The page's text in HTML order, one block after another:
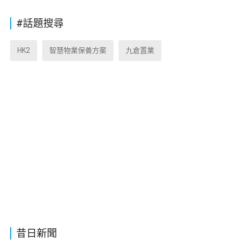
昔日新聞
#話題搜尋
HK2 智慧物業保養方案 九倉置業